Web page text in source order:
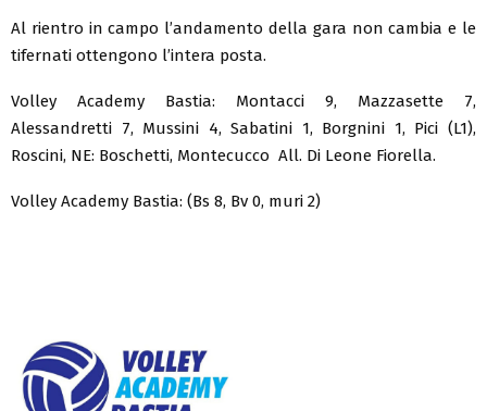
Al rientro in campo l’andamento della gara non cambia e le
tifernati ottengono l’intera posta.
Volley Academy Bastia: Montacci 9, Mazzasette 7,
Alessandretti 7, Mussini 4, Sabatini 1, Borgnini 1, Pici (L1),
Roscini, NE: Boschetti, Montecucco All. Di Leone Fiorella.
Volley Academy Bastia: (Bs 8, Bv 0, muri 2)